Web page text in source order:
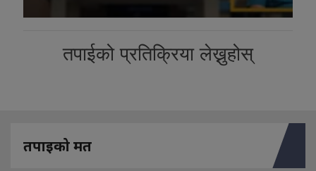
तपाईको प्रतिक्रिया लेख्नुहोस्
तपाइको मत